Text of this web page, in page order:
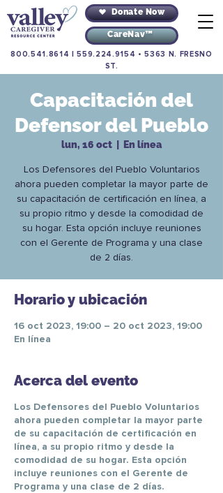
Donate Now
CareNav™
800.541.8614 |559.224.9154 •5363 N. FRESNO
ST.
Capacitación del
Defensor del Pueblo
lun, 16 oct En línea
Los Defensores del Pueblo Voluntarios
ahora pueden completar la mayor parte de
su capacitación de certificación en línea, a
su propio ritmo y desde la comodidad de
su hogar. Esta opción incluye reuniones
con el Gerente de Programa y una clase
de 2 días.
Horario y ubicación
16 oct 2023, 19:00 – 20 oct 2023, 19:00
En línea
Acerca del evento
Los Defensores del Pueblo Voluntarios
ahora pueden completar la mayor parte
de su capacitación de certificación en
línea, a su propio ritmo y desde la
comodidad de su hogar. Esta opción
incluye reuniones con el Gerente de
Programa y una clase de 2 días.